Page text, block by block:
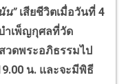
น” เสียชีวิตเมื่อวันที่ 4
ำเพ็ญกุศลที่วัด
วดพระอภิธรรมไป
น. และจะมีพิธี